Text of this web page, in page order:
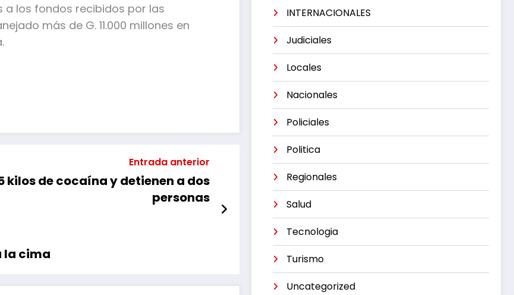
a los fondos recibidos por las
más de G. 11.000 millones en
Entrada anterior
de cocaína y detienen a dos
personas
la cima
INTERNACIONALES
Judiciales
Locales
Nacionales
Policiales
Politica
Regionales
Salud
Tecnologia
Turismo
Uncategorized